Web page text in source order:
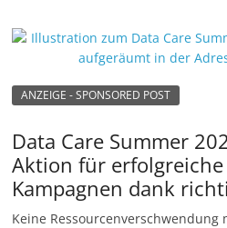
ANZEIGE - SPONSORED POST
Data Care Summer
Aktion für
Kampagnen dank
Keine